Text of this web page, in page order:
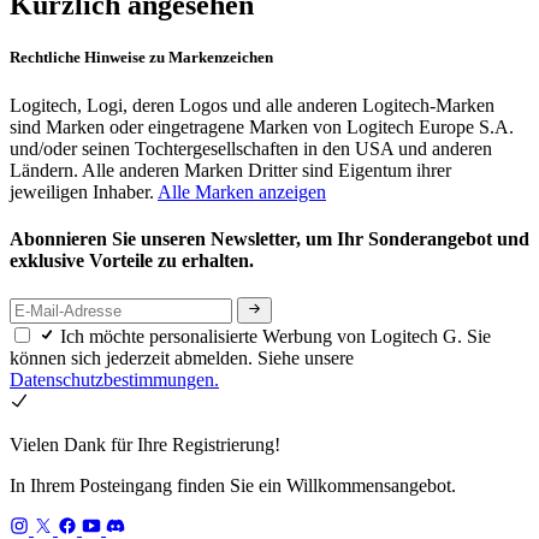
Rechtliche Hinweise zu Markenzeichen
Logitech, Logi, deren Logos und alle anderen Logitech-Marken
sind Marken oder eingetragene Marken von Logitech Europe S.A.
und/oder seinen Tochtergesellschaften in den USA und anderen
Ländern. Alle anderen Marken Dritter sind Eigentum ihrer
jeweiligen Inhaber. Alle Marken anzeigen
Abonnieren Sie unseren Newsletter, um Ihr Sonderangebot und
exklusive Vorteile zu erhalten.
Ich möchte personalisierte Werbung von Logitech G. Sie
können sich jederzeit abmelden. Siehe unsere
Datenschutzbestimmungen.
Vielen Dank für Ihre Registrierung!
In Ihrem Posteingang finden Sie ein Willkommensangebot.